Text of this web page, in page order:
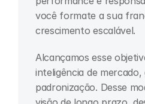
você formate a sua
crescimento escalável.
Alcançamos esse
inteligência de
padronização. Desse